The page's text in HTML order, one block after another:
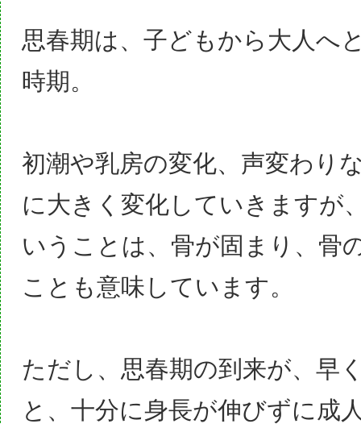
思春期は、子どもから大人へ
時期。
初潮や乳房の変化、声変わり
に大きく変化していきますが
いうことは、骨が固まり、骨
ことも意味しています。
ただし、思春期の到来が、早
と、十分に身長が伸びずに成